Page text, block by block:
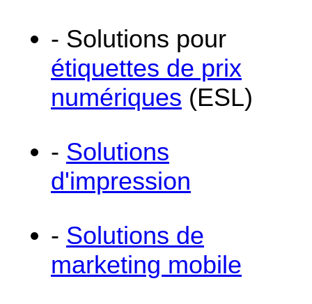
- Solutions pour
étiquettes de prix
numériques (ESL)
- Solutions
d'impression
- Solutions de
marketing mobile